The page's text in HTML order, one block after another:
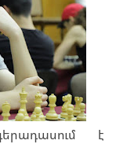
է